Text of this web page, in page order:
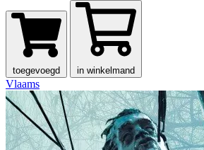
toegevoegd in winkelmand
Vlaams